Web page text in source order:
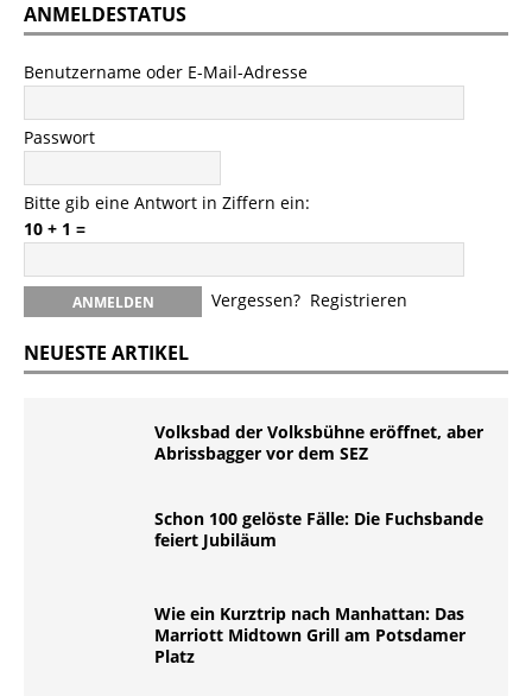
ANMELDESTATUS
Benutzername oder E-Mail-Adresse
Passwort
Bitte gib eine Antwort in Ziffern ein:
10 + 1 =
Vergessen? Registrieren
NEUESTE ARTIKEL
Volksbad der Volksbühne eröffnet, aber
Abrissbagger vor dem SEZ
Schon 100 gelöste Fälle: Die Fuchsbande
feiert Jubiläum
Wie ein Kurztrip nach Manhattan: Das
Marriott Midtown Grill am Potsdamer
Platz